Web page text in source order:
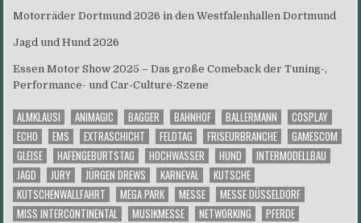
Motorräder Dortmund 2026 in den Westfalenhallen Dortmund
Jagd und Hund 2026
Essen Motor Show 2025 – Das große Comeback der Tuning-,
Performance- und Car-Culture-Szene
ALMKLAUSI ANIMAGIC BAGGER BAHNHOF BALLERMANN
COSPLAY
ECHO
EMS EXTRASCHICHT FELDTAG FRISEURBRANCHE
GAMESCOM
GLEISE
HAFENGEBURTSTAG HOCHWASSER HUND
INTERMODELLBAU
JAGD
JURY JÜRGEN DREWS KARNEVAL
KUTSCHE
KUTSCHENWALLFAHRT
MEGA PARK MESSE
MESSE DÜSSELDORF
MISS INTERCONTINENTAL
MUSIKMESSE NETWORKING
PFERDE